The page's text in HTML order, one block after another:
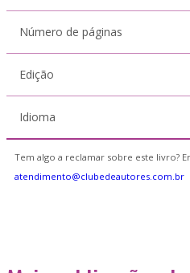
Número de páginas
Edição
Idioma
Tem algo a reclamar sobre este livro?
atendimento@clubedeautores.com.br